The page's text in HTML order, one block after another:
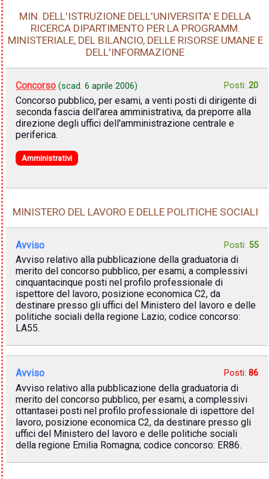
MIN. DELL'ISTRUZIONE DELL'UNIVERSITA' E DELLA
RICERCA DIPARTIMENTO PER LA PROGRAMM.
MINISTERIALE, DEL BILANCIO, DELLE RISORSE UMANE E
DELL'INFORMAZIONE
Concorso (scad. 6 aprile 2006) Posti: 20
Concorso pubblico, per esami, a venti posti di dirigente di
seconda fascia dell'area amministrativa, da preporre alla
direzione degli uffici dell'amministrazione centrale e
periferica.
Amministrativi
MINISTERO DEL LAVORO E DELLE POLITICHE SOCIALI
Avviso Posti: 55
Avviso relativo alla pubblicazione della graduatoria di
merito del concorso pubblico, per esami, a complessivi
cinquantacinque posti nel profilo professionale di
ispettore del lavoro, posizione economica C2, da
destinare presso gli uffici del Ministero del lavoro e delle
politiche sociali della regione Lazio; codice concorso:
LA55.
Avviso Posti: 86
Avviso relativo alla pubblicazione della graduatoria di
merito del concorso pubblico, per esami, a complessivi
ottantasei posti nel profilo professionale di ispettore del
lavoro, posizione economica C2, da destinare presso gli
uffici del Ministero del lavoro e delle politiche sociali
della regione Emilia Romagna; codice concorso: ER86.